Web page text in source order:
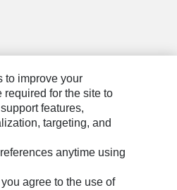
to improve your
required for the site to
features,
targeting, and
anytime using
agree to the use of